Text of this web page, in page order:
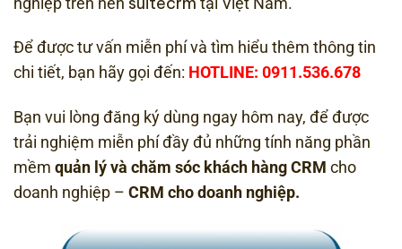
Để được tư vấn miễn phí và tìm hiểu thêm thông tin
chi tiết, bạn hãy gọi đến: HOTLINE: 0911.536.678
Bạn vui lòng đăng ký dùng ngay hôm nay, để được
trải nghiệm miễn phí đầy đủ những tính năng phần
mềm quản lý và chăm sóc khách hàng CRM cho
doanh nghiệp – CRM cho doanh nghiệp.